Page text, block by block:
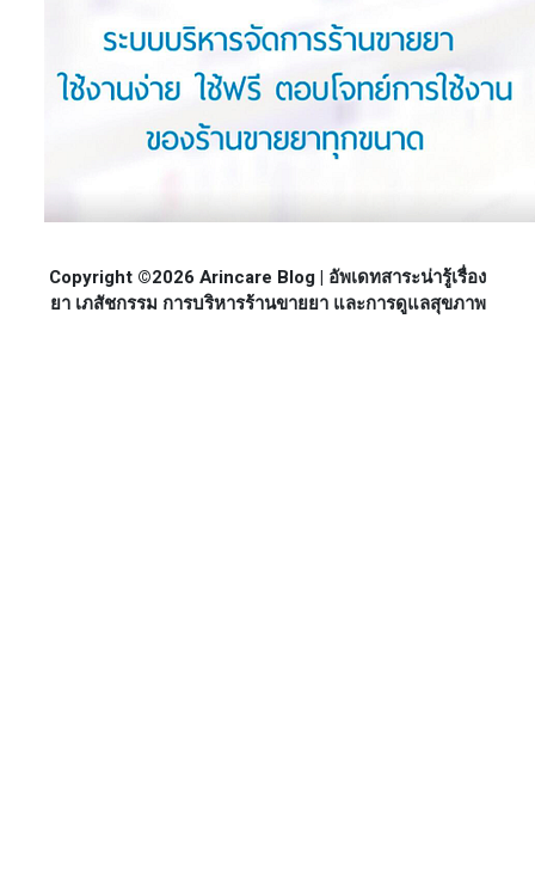
Copyright ©2026 Arincare Blog | อัพเดทสาระน่ารู้เรื่อง
ยา เภสัชกรรม การบริหารร้านขายยา และการดูแลสุขภาพ